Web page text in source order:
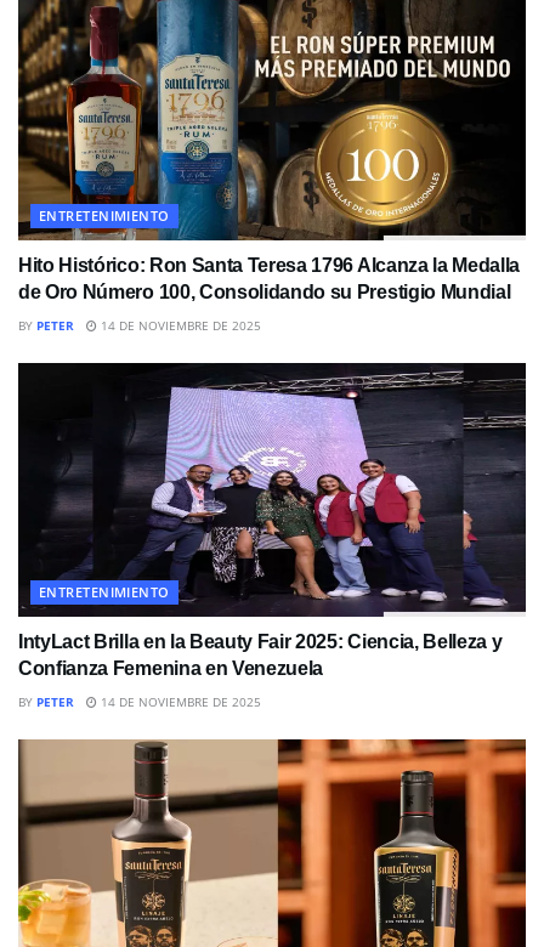
ENTRETENIMIENTO
Hito Histórico: Ron Santa Teresa 1796 Alcanza la Medalla
de Oro Número 100, Consolidando su Prestigio Mundial
BY PETER 14 DE NOVIEMBRE DE 2025
ENTRETENIMIENTO
IntyLact Brilla en la Beauty Fair 2025: Ciencia, Belleza y
Confianza Femenina en Venezuela
BY PETER 14 DE NOVIEMBRE DE 2025